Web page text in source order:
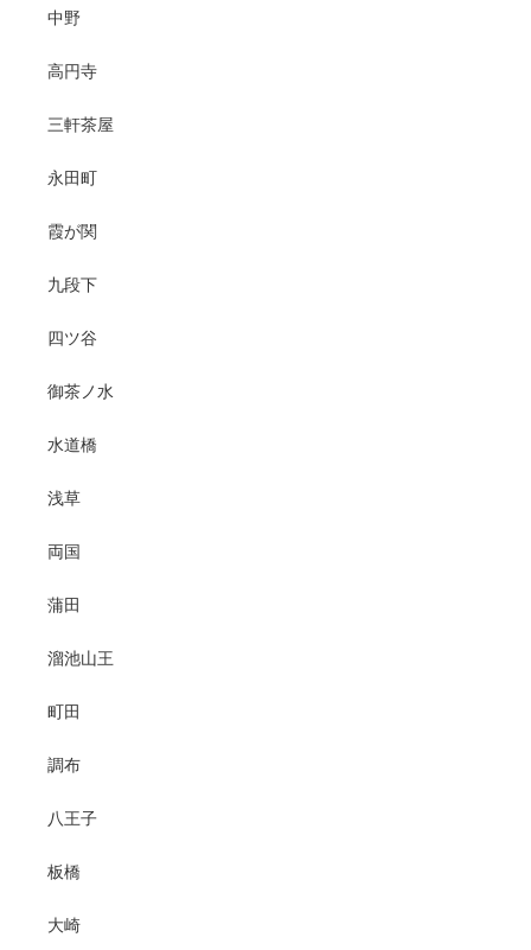
中野
高円寺
三軒茶屋
永田町
霞が関
九段下
四ツ谷
御茶ノ水
水道橋
浅草
両国
蒲田
溜池山王
町田
調布
八王子
板橋
大崎